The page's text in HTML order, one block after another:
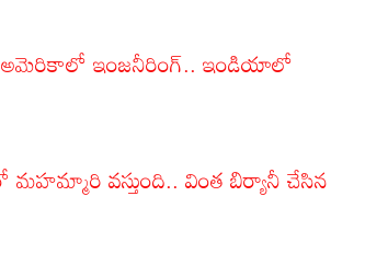
అమెరికాలో ఇంజనీరింగ్.. ఇండియాలో
మహమ్మారి వస్తుంది.. వింత బిర్యానీ చేసిన